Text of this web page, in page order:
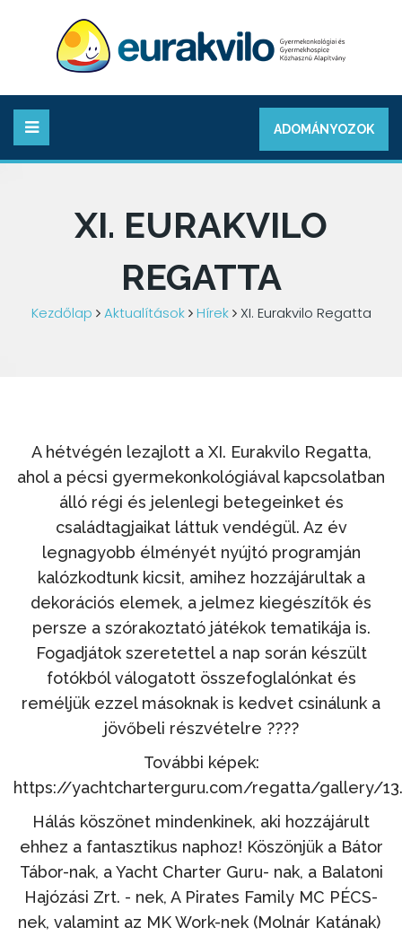
ADOMÁNYOZOK
XI. EURAKVILO
REGATTA
Kezdőlap Aktualítások Hírek XI. Eurakvilo Regatta
A hétvégén lezajlott a XI. Eurakvilo Regatta,
ahol a pécsi gyermekonkológiával kapcsolatban
álló régi és jelenlegi betegeinket és
családtagjaikat láttuk vendégül. Az év
legnagyobb élményét nyújtó programján
kalózkodtunk kicsit, amihez hozzájárultak a
dekorációs elemek, a jelmez kiegészítők és
persze a szórakoztató játékok tematikája is.
Fogadjátok szeretettel a nap során készült
fotókból válogatott összefoglalónkat és
reméljük ezzel másoknak is kedvet csinálunk a
jövőbeli részvételre ????
További képek:
https://yachtcharterguru.com/regatta/gallery/
Hálás köszönet mindenkinek, aki hozzájárult
ehhez a fantasztikus naphoz! Köszönjük a Bátor
Tábor-nak, a Yacht Charter Guru- nak, a Balatoni
Hajózási Zrt. - nek, A Pirates Family MC PÉCS-
nek, valamint az MK Work-nek (Molnár Katának)